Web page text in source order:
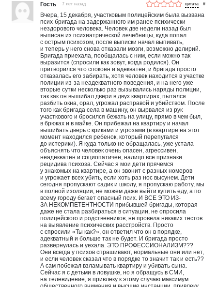
Гость 7 лет назад #
Вчера, 15 декабря, участковым полицейским была вызвана
псих-бригада на задержанного им ранее психически
нездорового человека. Человек две недели назад был
выписан из психиатрической лечебницы, куда попал
с острым психозом, после выписки начал выпивать,
и теперь у него снова отказали мозги, возможно делирий.
Бригада приехала, пообщалась с ним, если можно так
выразится (спросили как зовут, когда родился). Он
притворился что спокоен и адекватен, и бригада просто
отказалась его забирать, хотя человек находится в участке
полиции из-за неадекватного поведения, и на него уже
вторые сутки несколько раз вызывались наряды полиции,
так как он вышибал двери в двух квартирах, пытался
разбить окна, орал, угрожал расправой и убийством. После
того как бригада села в машину, он вырвался из рук
участкового и бросился бежать на улицу, прямо в чем был,
в брюках и в майке. Он прибежал на квартиру и начал
вышибать дверь с криками и угрозами (в квартире на этот
момент находился ребенок, который перепугался
до истерики). Я куда только не обращалась, уже устала
объяснять что человек очень опасен, агрессивен,
неадекватен и социопатичен, налицо все признаки
рецидива психоза. Сейчас я мои дети прячемся
у знакомых на квартире, а он звонит с разных номеров
и угрожает всех убить, если хоть раз нос высунем. Дети
сегодня пропускают садик и школу, я пропускаю работу, мы
в полной изоляции, не можем даже выйти купить еду, а по
всему городу бегает опасный псих. И ВСЕ ЭТО ИЗ-
ЗА НЕКОМПЕТЕНТНОСТИ прибывшей бригады, которая
даже не стала разбираться в ситуации, не опросила
полицейского и родственников, не провела никаких тестов
на выявление психических расстройств. Просто
с спросили «Ты как?», он ответил что он в порядке,
адекватный и больше так не будет. И бригада просто
развернулась и уехала. ЭТО ПРОФЕССИОНАЛИЗМ???
Они всегда у психов спрашивают, нормальные они или нет,
и если человек сказал что в порядке то значит так и есть??
А сам побежал взламывать квартиру и убивать сына.
Сейчас я с детьми в ловушке, но я обращусь в СМИ,
на телевидение, я привлеку к этому случаю максимум